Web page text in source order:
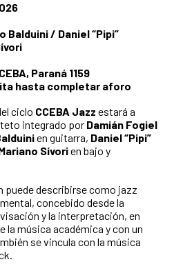
Balduini / Daniel “Pipi”
Paraná 1159
hasta completar aforo
ciclo CCEBA Jazz estará a
integrado por Damián Fogiel
en guitarra, Daniel “Pipi”
Sívorien bajo y
puede describirse como jazz
concebido desde la
y la interpretación, en
la música académica y con un
se vincula con la música